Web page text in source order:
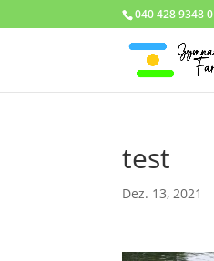
040 428 9348 0
test
Dez. 13, 2021